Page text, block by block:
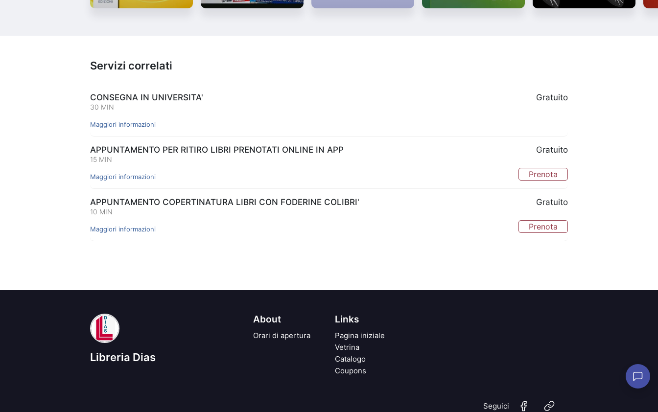
Servizi correlati
CONSEGNA IN UNIVERSITA'
30 MIN
Gratuito
Maggiori informazioni
APPUNTAMENTO PER RITIRO LIBRI PRENOTATI ONLINE IN APP
15 MIN
Gratuito
Maggiori informazioni Prenota
APPUNTAMENTO COPERTINATURA LIBRI CON FODERINE COLIBRI'
10 MIN
Gratuito
Maggiori informazioni Prenota
Libreria Dias
About
Orari di apertura
Links
Pagina iniziale
Vetrina
Catalogo
Coupons
Seguici